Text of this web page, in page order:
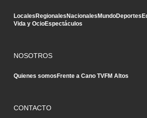
LocalesRegionalesNacionalesMundoDeportes
Vida y OcioEspectáculos
NOSOTROS
Quienes somosFrente a Cano TVFM Altos
CONTACTO